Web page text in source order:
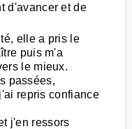
d'avancer et de
elle a pris le
puis m'a
le mieux.
passées,
repris confiance
j'en ressors